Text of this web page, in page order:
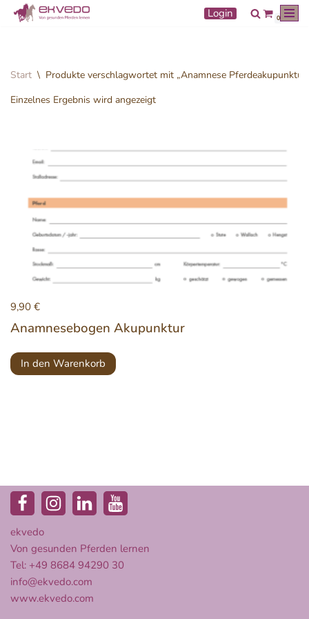
springen
Login 0
Start \ Produkte verschlagwortet mit „Anamnese
Einzelnes Ergebnis wird angezeigt
9,90 €
Anamnesebogen Akupunktur
In den Warenkorb
ekvedo
Von gesunden Pferden lernen
Tel: +49 8684 94290 30
info@ekvedo.com
www.ekvedo.com